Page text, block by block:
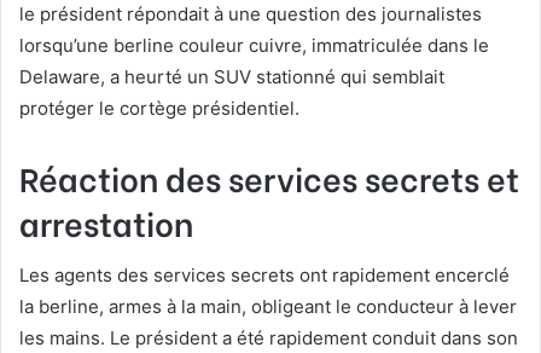
le président répondait à une question des journalistes
lorsqu’une berline couleur cuivre, immatriculée dans le
Delaware, a heurté un SUV stationné qui semblait
protéger le cortège présidentiel.
Réaction des services secrets et
arrestation
Les agents des services secrets ont rapidement encerclé
la berline, armes à la main, obligeant le conducteur à lever
les mains. Le président a été rapidement conduit dans son